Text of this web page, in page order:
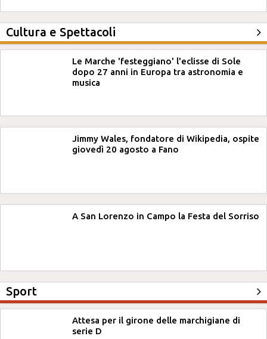
Cultura e Spettacoli
Le Marche 'festeggiano' l'eclisse di Sole
dopo 27 anni in Europa tra astronomia e
musica
Jimmy Wales, fondatore di Wikipedia, ospite
giovedì 20 agosto a Fano
A San Lorenzo in Campo la Festa del Sorriso
Sport
Attesa per il girone delle marchigiane di
serie D